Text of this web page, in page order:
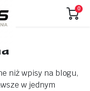
0
niż wpisy na blogu,
w jednym